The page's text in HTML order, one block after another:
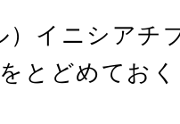
ジ
送
イニシアチ
とどめてお